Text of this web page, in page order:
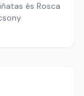
és Rosca